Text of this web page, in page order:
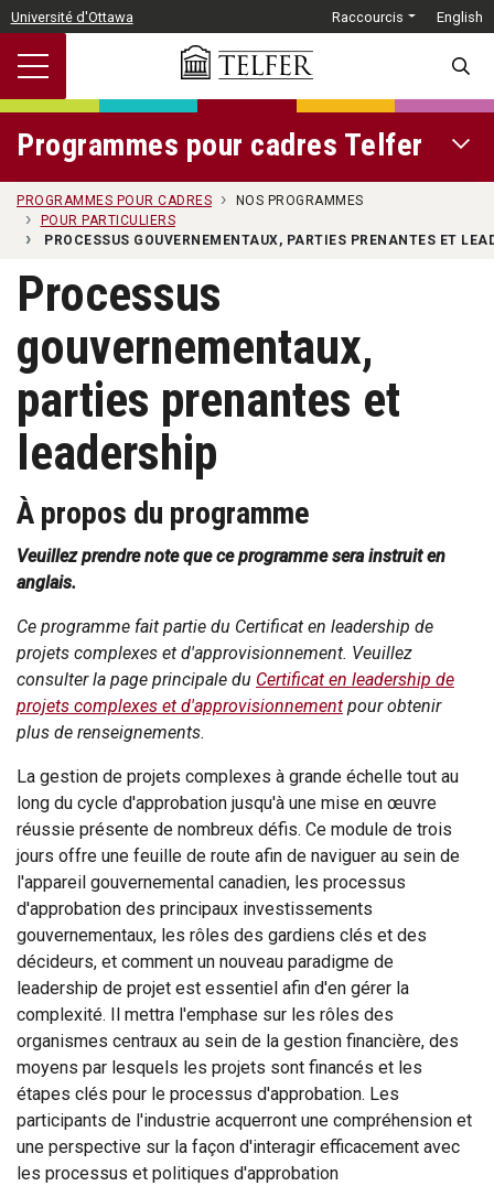
Passer au contenu principal
Université d'Ottawa Raccourcis English
Programmes pour cadres Telfer
PROGRAMMES POUR CADRES
NOS PROGRAMMES
POUR PARTICULIERS
PROCESSUS GOUVERNEMENTAUX, PARTIES PRENANTES ET
Processus
gouvernementaux,
parties prenantes et
leadership
À propos du programme
Veuillez prendre note que ce programme sera instruit en
anglais.
Ce programme fait partie du Certificat en leadership de
projets complexes et d'approvisionnement. Veuillez
consulter la page principale du Certificat en leadership de
projets complexes et d'approvisionnement pour obtenir
plus de renseignements.
La gestion de projets complexes à grande échelle tout au
long du cycle d'approbation jusqu'à une mise en œuvre
réussie présente de nombreux défis. Ce module de trois
jours offre une feuille de route afin de naviguer au sein de
l'appareil gouvernemental canadien, les processus
d'approbation des principaux investissements
gouvernementaux, les rôles des gardiens clés et des
décideurs, et comment un nouveau paradigme de
leadership de projet est essentiel afin d'en gérer la
complexité. Il mettra l'emphase sur les rôles des
organismes centraux au sein de la gestion financière, des
moyens par lesquels les projets sont financés et les
étapes clés pour le processus d'approbation. Les
participants de l'industrie acquerront une compréhension et
une perspective sur la façon d'interagir efficacement avec
les processus et politiques d'approbation